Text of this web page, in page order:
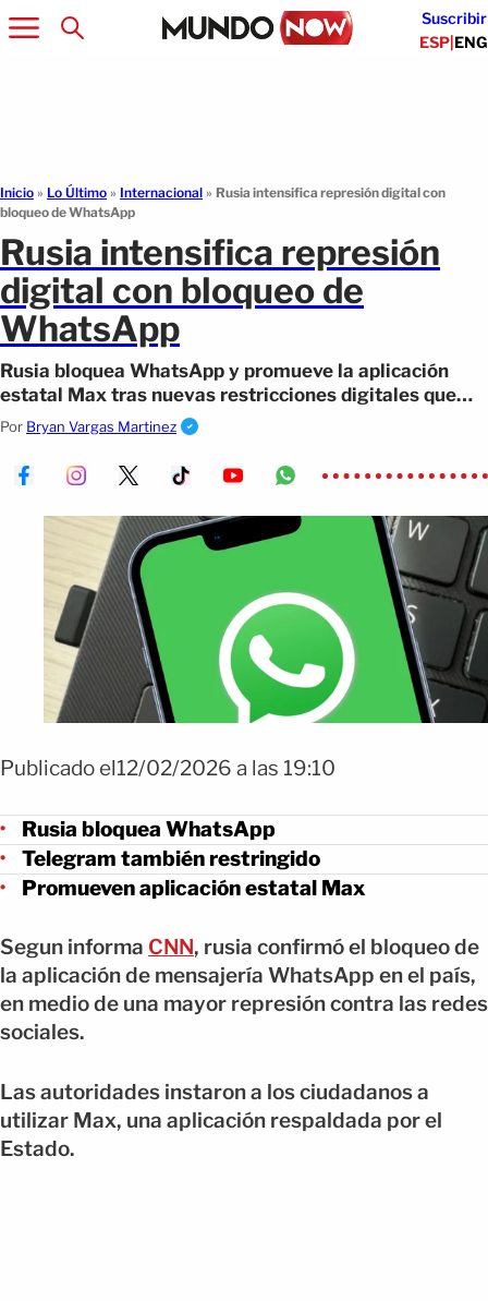
Suscribir
ESP|ENG
Inicio » Lo Último » Internacional » Rusia intensifica represión digital con
bloqueo de WhatsApp
Rusia intensifica represión
digital con bloqueo de
WhatsApp
Rusia bloquea WhatsApp y promueve la aplicación
estatal Max tras nuevas restricciones digitales que
también afectan a Telegram
Por Bryan Vargas Martinez
Publicado el12/02/2026 a las 19:10
Rusia bloquea WhatsApp
Telegram también restringido
Promueven aplicación estatal Max
Segun informa CNN, rusia confirmó el bloqueo de
la aplicación de mensajería WhatsApp en el país,
en medio de una mayor represión contra las redes
sociales.
Las autoridades instaron a los ciudadanos a
utilizar Max, una aplicación respaldada por el
Estado.